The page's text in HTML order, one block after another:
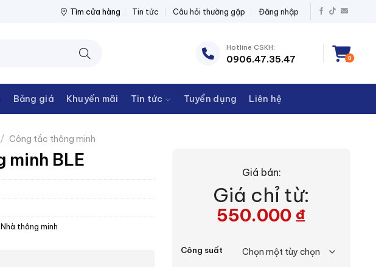
NPP THIẾT BỊ ĐIỆN THANH CHÂU
Tìm cửa hàng Tin tức Câu hỏi thường gặp Đăng nhập
Hotline CSKH:
0906.47.35.47 0
Bảng giá Khuyến mãi Tin tức Tuyển dụng Liên hệ
/ Công tắc thông minh
minh BLE
Nhà thông minh
Giá bán:
Giá chỉ từ:
550.000 ₫
Công suất